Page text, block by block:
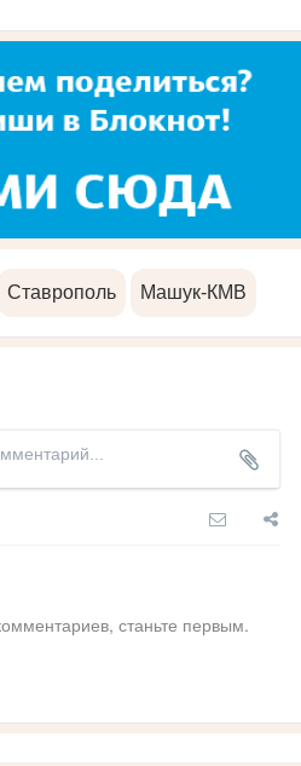
Ставрополь Машук-КМВ
станьте первым.